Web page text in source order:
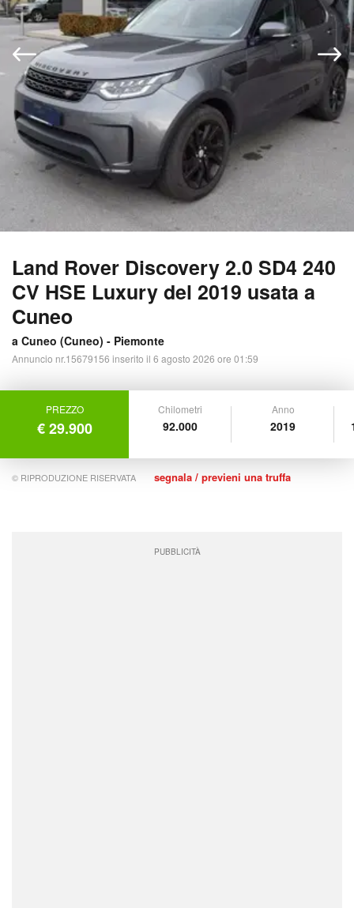
Land Rover Discovery 2.0 SD4 240
CV HSE Luxury del 2019 usata a
Cuneo
a Cuneo (Cuneo) - Piemonte
Annuncio nr.15679156 inserito il 6 agosto 2026 ore 01:59
PREZZO
€ 29.900
Chilometri
92.000
Anno
2019
© RIPRODUZIONE RISERVATA segnala / previeni una truffa
PUBBLICITÀ